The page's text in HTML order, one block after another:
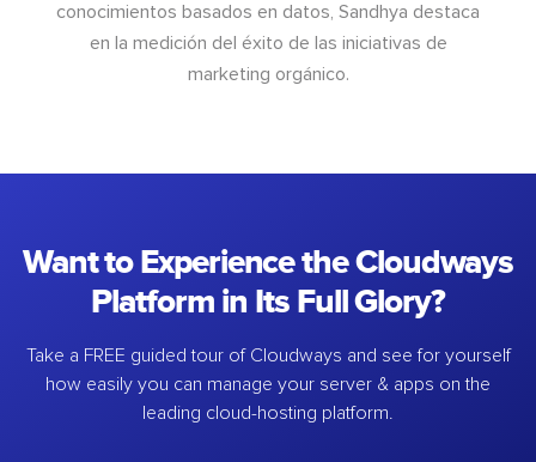
conocimientos basados en datos, Sandhya destaca
en la medición del éxito de las iniciativas de
marketing orgánico.
Want to Experience the Cloudways
Platform in Its Full Glory?
Take a FREE guided tour of Cloudways and see for yourself
how easily you can manage your server & apps on the
leading cloud-hosting platform.